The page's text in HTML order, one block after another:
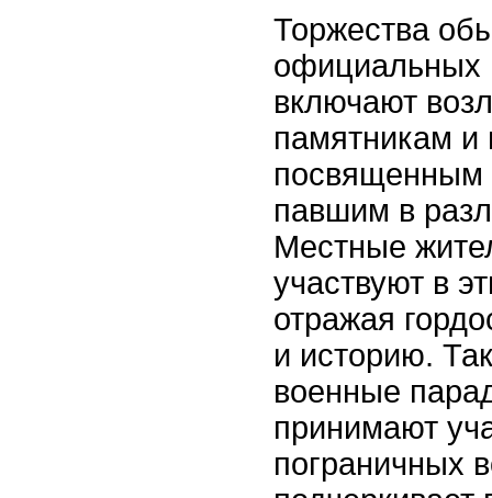
Торжества
официальных
включают
памятникам
посвященным
павшим в
Местные
участвуют в
отражая
и историю.
военные
принимают
пограничных